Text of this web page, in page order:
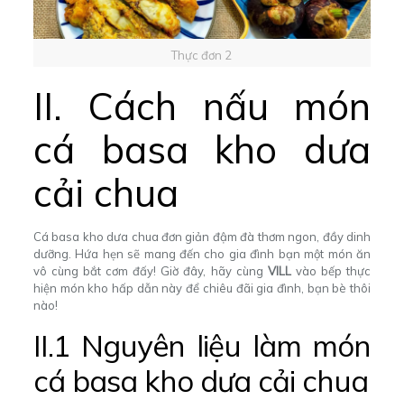
Thực đơn 2
II. Cách nấu món
cá basa kho dưa
cải chua
Cá basa kho dưa chua đơn giản đậm đà thơm ngon, đầy dinh
dưỡng. Hứa hẹn sẽ mang đến cho gia đình bạn một món ăn
vô cùng bắt cơm đấy! Giờ đây, hãy cùng VILLvào bếp thực
hiện món kho hấp dẫn này để chiêu đãi gia đình, bạn bè thôi
nào!
II.1 Nguyên liệu làm món
cá basa kho dưa cải chua